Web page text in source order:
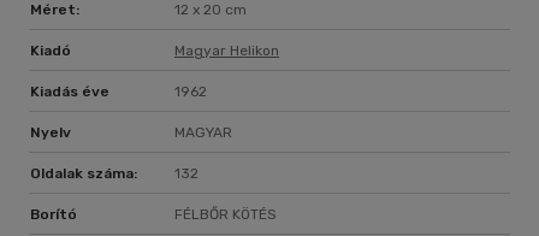
Méret: 12 x 20 cm
Kiadó Magyar Helikon
Kiadás éve 1962
Nyelv MAGYAR
Oldalak száma: 132
Borító FÉLBŐR KÖTÉS